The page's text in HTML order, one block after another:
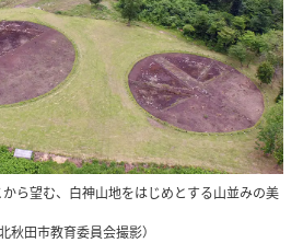
ら望む、白神山地をはじめとする山並みの美
秋田市教育委員会撮影）